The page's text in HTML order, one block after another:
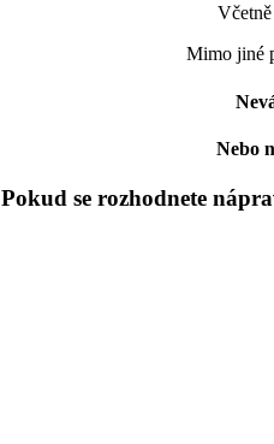
Mimo jiné
Nebo
Pokud se rozhodnete